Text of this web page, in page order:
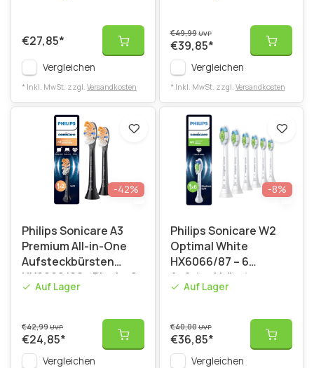
€27,85*
Vergleichen
* Inkl. MwSt. zzgl. Versandkosten
€49,99UVP
€39,85*
Vergleichen
* Inkl. MwSt. zzgl. Versandkosten
-42%
Philips Sonicare A3
Premium All-in-One
Aufsteckbürsten
HX9092/88 - Black - 2
StückAuf Lager
€42,99UVP
€24,85*
Vergleichen
-8%
Philips Sonicare W2
Optimal White
HX6066/87 – 6
Aufsteckbürsten
Auf Lager
€40,00UVP
€36,85*
Vergleichen